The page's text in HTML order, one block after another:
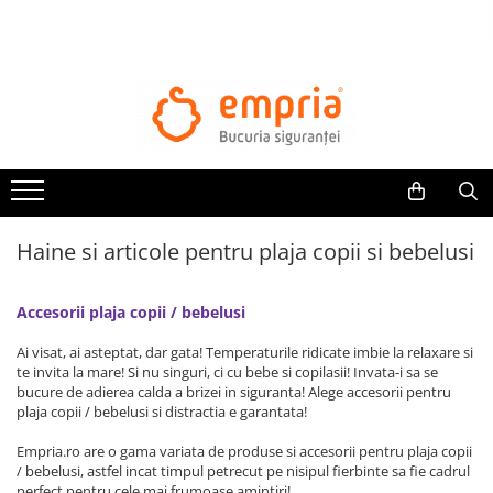
Bariere protectie pentru pat
Protectii mobilier
Protectie colturi mobila copii
Sigurante pentru sertare si usi
Sigurante geamuri si usi glisante
Kituri de siguranta pentru copii si
bebelusi
Protectii casa
Haine si articole pentru plaja copii si bebelusi
Accesorii plaja copii / bebelusi
Ai visat, ai asteptat, dar gata! Temperaturile ridicate imbie la relaxare si
te invita la mare! Si nu singuri, ci cu bebe si copilasii! Invata-i sa se
bucure de adierea calda a brizei in siguranta! Alege accesorii pentru
plaja copii / bebelusi si distractia e garantata!
Empria.ro are o gama variata de produse si accesorii pentru plaja copii
/ bebelusi, astfel incat timpul petrecut pe nisipul fierbinte sa fie cadrul